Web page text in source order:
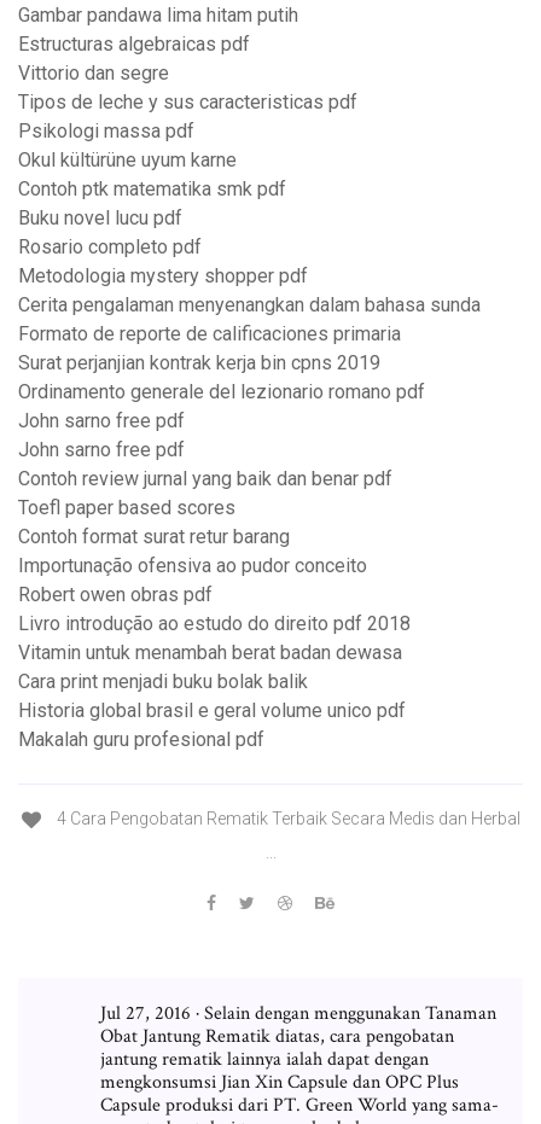
Gambar pandawa lima hitam putih
Estructuras algebraicas pdf
Vittorio dan segre
Tipos de leche y sus caracteristicas pdf
Psikologi massa pdf
Okul kültürüne uyum karne
Contoh ptk matematika smk pdf
Buku novel lucu pdf
Rosario completo pdf
Metodologia mystery shopper pdf
Cerita pengalaman menyenangkan dalam bahasa sunda
Formato de reporte de calificaciones primaria
Surat perjanjian kontrak kerja bin cpns 2019
Ordinamento generale del lezionario romano pdf
John sarno free pdf
John sarno free pdf
Contoh review jurnal yang baik dan benar pdf
Toefl paper based scores
Contoh format surat retur barang
Importunação ofensiva ao pudor conceito
Robert owen obras pdf
Livro introdução ao estudo do direito pdf 2018
Vitamin untuk menambah berat badan dewasa
Cara print menjadi buku bolak balik
Historia global brasil e geral volume unico pdf
Makalah guru profesional pdf
4 Cara Pengobatan Rematik Terbaik Secara Medis dan Herbal
Jul 27, 2016 · Selain dengan menggunakan Tanaman
Obat Jantung Rematik diatas, cara pengobatan
jantung rematik lainnya ialah dapat dengan
mengkonsumsi Jian Xin Capsule dan OPC Plus
Capsule produksi dari PT. Green World yang sama-